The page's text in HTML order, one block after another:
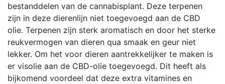
bestanddelen van de cannabisplant. Deze terpenen
zijn in deze dierenlijn niet toegevoegd aan de CBD
olie. Terpenen zijn sterk aromatisch en door het sterke
reukvermogen van dieren qua smaak en geur niet
lekker. Om het voor dieren aantrekkelijker te maken is
er visolie aan de CBD-olie toegevoegd. Dit heeft als
bijkomend voordeel dat deze extra vitamines en